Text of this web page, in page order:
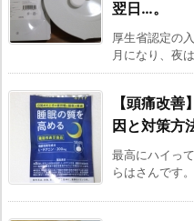
翌日…。
厚生省認定の
月になり、夜
【頭痛改
因と対策方
最高にハイっ
らはさんです